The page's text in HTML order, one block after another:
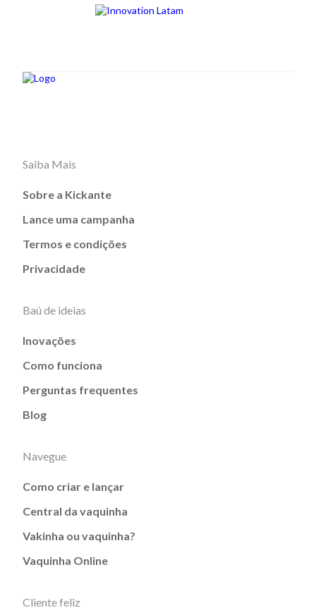
Saiba Mais
Sobre a Kickante
Lance uma campanha
Termos e condições
Privacidade
Baú de ideias
Inovações
Como funciona
Perguntas frequentes
Blog
Navegue
Como criar e lançar
Central da vaquinha
Vakinha ou vaquinha?
Vaquinha Online
Cliente feliz